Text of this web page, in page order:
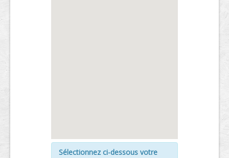
Sélectionnez ci-dessous votre